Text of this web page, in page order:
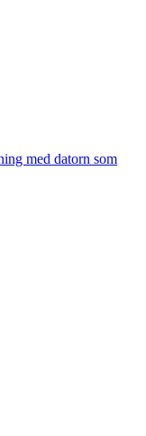
med datorn som